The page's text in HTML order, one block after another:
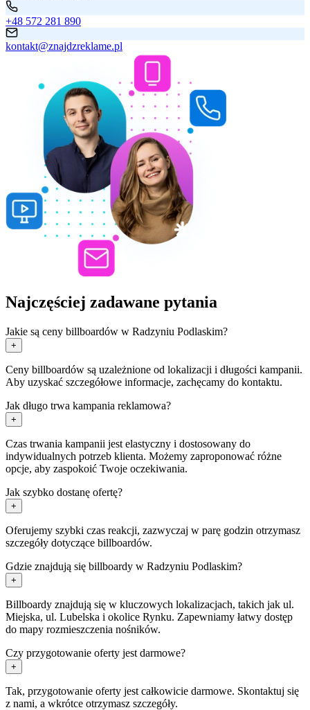
+48 572 281 890
kontakt@znajdzreklame.pl
Najczęściej zadawane pytania
Jakie są ceny billboardów w Radzyniu Podlaskim?
+
Ceny billboardów są uzależnione od lokalizacji i długości kampanii.
Aby uzyskać szczegółowe informacje, zachęcamy do kontaktu.
Jak długo trwa kampania reklamowa?
+
Czas trwania kampanii jest elastyczny i dostosowany do
indywidualnych potrzeb klienta. Możemy zaproponować różne
opcje, aby zaspokoić Twoje oczekiwania.
Jak szybko dostanę ofertę?
+
Oferujemy szybki czas reakcji, zazwyczaj w parę godzin otrzymasz
szczegóły dotyczące billboardów.
Gdzie znajdują się billboardy w Radzyniu Podlaskim?
+
Billboardy znajdują się w kluczowych lokalizacjach, takich jak ul.
Miejska, ul. Lubelska i okolice Rynku. Zapewniamy łatwy dostęp
do mapy rozmieszczenia nośników.
Czy przygotowanie oferty jest darmowe?
+
Tak, przygotowanie oferty jest całkowicie darmowe. Skontaktuj się
z nami, a wkrótce otrzymasz szczegóły.